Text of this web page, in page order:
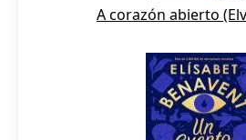
A corazón abierto